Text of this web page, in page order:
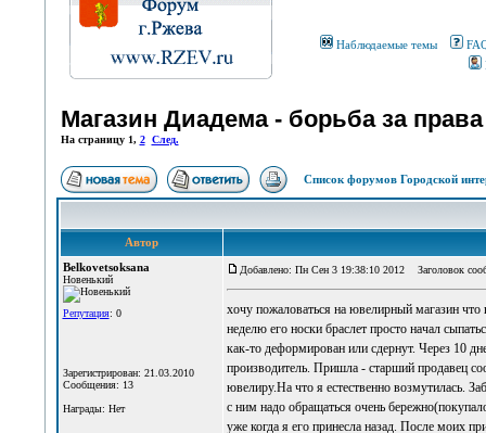
Наблюдаемые темы
Магазин Диадема - борьба за
На страницу 1, 2 След.
Список форумов Городской
Автор
Belkovetsoksana
Новенький
Репутация: 0
Зарегистрирован: 21.03.2010
Сообщения: 13
Награды: Нет
Добавлено: Пн Сен 3 19:38:10 2012 Заголовок
хочу пожаловаться на ювелирный магазин что
неделю его носки браслет просто начал
как-то деформирован или сдернут. Через 10
производитель. Пришла - старший продавец
ювелиру.На что я естественно возмутилась.
с ним надо обращаться очень
уже когда я его принесла назад. После моих